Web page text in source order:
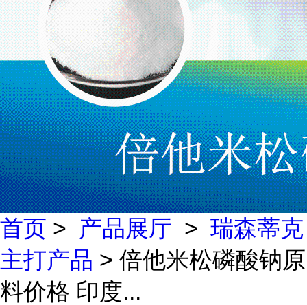
首页 > 产品展厅 > 瑞森蒂克
主打产品 > 倍他米松磷酸钠原
料价格 印度...